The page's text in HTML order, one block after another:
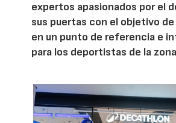
expertos apasionados por el
sus puertas con el objetivo
en un punto de referencia e
para los deportistas de la